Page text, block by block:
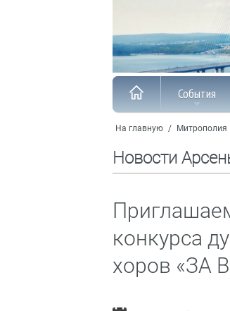
События
На главную / Митрополия
Новости
конкурса
хоров «ЗА